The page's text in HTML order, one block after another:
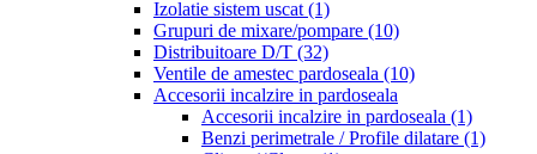
Izolatie sistem uscat (1)
Grupuri de mixare/pompare (10)
Distribuitoare D/T (32)
Ventile de amestec pardoseala (10)
Accesorii incalzire in pardoseala
Accesorii incalzire in pardoseala (1)
Benzi perimetrale / Profile dilatare (1)